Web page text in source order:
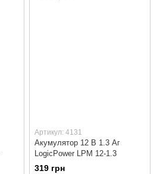
Артикул: 4131
Акумулятор 12 В 1.3 Аг
LogicPower LPM 12-1.3
319 грн